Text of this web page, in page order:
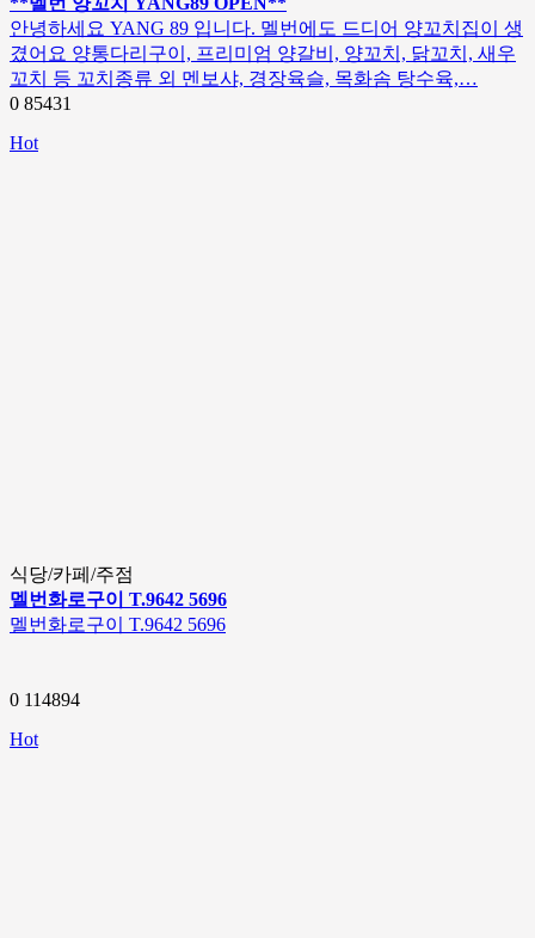
안녕하세요 YANG 89 입니다. 멜번에도 드디어 양꼬치집이 생
겼어요 양통다리구이, 프리미엄 양갈비, 양꼬치, 닭꼬치, 새우
꼬치 등 꼬치종류 외 멘보샤, 경장육슬, 목화솜 탕수육,…
0 85431
Hot
식당/카페/주점
멜번화로구이 T.9642 5696
멜번화로구이 T.9642 5696
0 114894
Hot